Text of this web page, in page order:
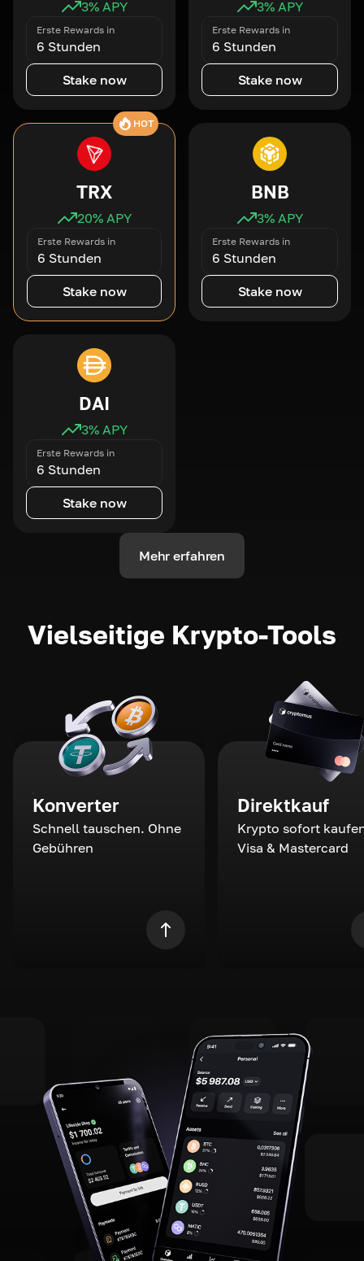
3% APY
Erste Rewards in
6 Stunden
Stake now
3% APY
Erste Rewards in
6 Stunden
Stake now
HOT
TRX
20% APY
Erste Rewards in
6 Stunden
Stake now
BNB
3% APY
Erste Rewards in
6 Stunden
Stake now
DAI
3% APY
Erste Rewards in
6 Stunden
Stake now
Mehr erfahren
Vielseitige Krypto-Tools
Konverter
Schnell tauschen. Ohne
Gebühren
Direktkauf
Krypto sofort
Visa & Mastercard